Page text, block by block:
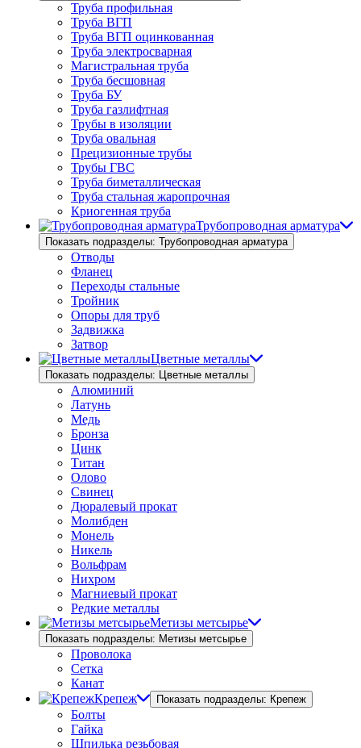
Труба профильная
Труба ВГП
Труба ВГП оцинкованная
Труба электросварная
Магистральная труба
Труба бесшовная
Труба БУ
Труба газлифтная
Трубы в изоляции
Труба овальная
Прецизионные трубы
Трубы ГВС
Труба биметаллическая
Труба стальная жаропрочная
Криогенная труба
Трубопроводная арматура
Показать подразделы: Трубопроводная арматура
Отводы
Фланец
Переходы стальные
Тройник
Опоры для труб
Задвижка
Затвор
Цветные металлы
Показать подразделы: Цветные металлы
Алюминий
Латунь
Медь
Бронза
Цинк
Титан
Олово
Свинец
Дюралевый прокат
Молибден
Монель
Никель
Вольфрам
Нихром
Магниевый прокат
Редкие металлы
Метизы метсырье
Показать подразделы: Метизы метсырье
Проволока
Сетка
Канат
Крепеж
Показать подразделы: Крепеж
Болты
Гайка
Шпилька резьбовая